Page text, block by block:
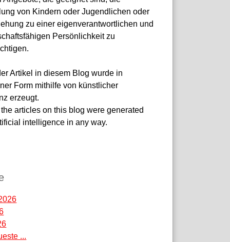
von Kindern oder Jugendlichen oder
zu einer eigenverantwortlichen und
Persönlichkeit zu
Artikel in diesem Blog wurde in
Form mithilfe von künstlicher
erzeugt.
articles on this blog were generated
intelligence in any way.
...